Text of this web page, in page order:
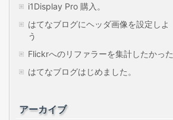
i1Display Pro 購入。
はてなブログにヘッダ画像を設定しよ
う
Flickrへのリファラーを集計したかった
はてなブログはじめました。
アーカイブ